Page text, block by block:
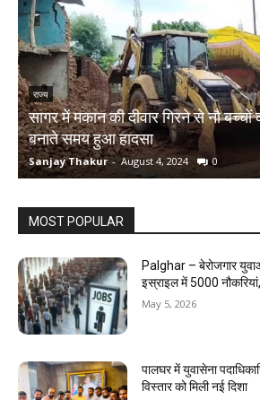
राज्य
सागर में मकान की दीवार गिरने से नौ बच्चों
बनाते समय हुआ हादसा
Sanjay Thakur - August 4, 2024 0
MOST POPULAR
Palghar – बेरोजगार
इस्राइल में 5000
May 5, 2026
पालघर में युवासेना
विस्तार को मिली नई दिशा